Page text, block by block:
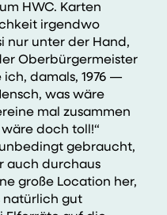
HWC. Karten
irgendwo
nur unter der Hand,
Oberbürgermeister
damals, 1976 —
was wäre
mal zusammen
doch toll!“
gebraucht,
auch durchaus
große Location her,
natürlich gut